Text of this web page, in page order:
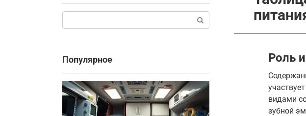
Роль
видами
зубной
Популярное